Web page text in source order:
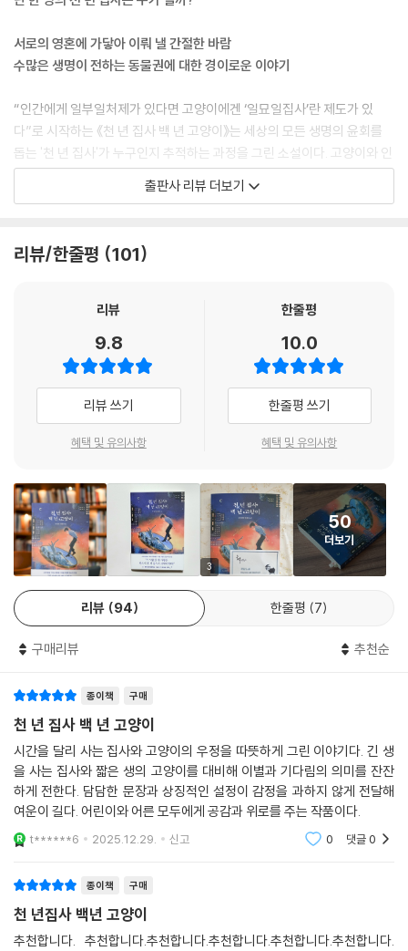
서로의 영혼에 가닿아 이뤄 낼 간절한 바람
수많은 생명이 전하는 동물권에 대한 경이로운 이야기
“인간에게 일부일처제가 있다면 고양이에겐 ‘일묘일집사’란 제도가 있
다”로 시작하는 《천 년 집사 백 년 고양이》는 세상의 모든 생명의 윤회를
돕는 '천 년 집사'가 누구인지 추적하는 과정을 그린 소설이다. 고양이와 인
간의 시선을 오가며 전개되는 흥미진진한 이야기 속에는 동물권과 생명의
가치에 대한 생각해 볼 거리가 담겨 있다.
를 통해 고양이 사회를 직접 경험하며 인간이 생명에 저지르는 다양한 현
명을 아무런 죄책감 없이 해치며, 생명을 돈벌이 수단으로 삼아 불법 동물
제를 예리하게 비추며 윤리적 질문을 던진다. 작가는 현대 사회의 생명 경
시 풍조를 단순한 일시적 현상이 아닌, 오랜 역사 속에서 반복되어온 심각
한 문제로 바라보며 천 년의 시각으로 이러한 어리석음을 극복하고, 인간
과 동물이 공존할 수 있는 미래를 만들고자 한다.
아홉 번 다시 태어난 전설 속 ‘백 년 고양이’를 찾는 추격
《천 년 집사 백 년 고양이》는 고대 이집트 신화 속 태양신 ‘라’에서 영감을
받아 시작된 독창적인 이야기다. 태양신 라가 지하세계를 방문할 때마다
고양이로 변장했고, 여덟 신을 낳았다는 전설을 바탕으로 고양이는 아홉
개의 생명을 가진 신비로운 존재로 묘사된다. 작가 추정경은 이러한 신화
적 상상력으로 고양이의 아홉 목숨 각각에 태양신 라의 특별한 능력이 깃
린다.
소설 속 고양이들은 아홉 번 환생하며 각 생에서 고유한 능력을 얻는다. 이
능력은 고양이 언어를 이해하는 것으로 시작해, 다른 생명과 소통하는 능
력, 과거의 죄를 꿰뚫어 보는 눈, 미래를 예측하는 힘 등 단계적으로 강력해
지는데 인간은 고양이의 생명을 통해서만 능력을 받을 수 있다. 고양이들
은 자신이 선택한 특별한 집사에게 능력을 직접 전하며 인간과 고양이 세
계를 이어 준다.
2회차 인생으로 모든 생명의 언어를 이해하는 회색 고양이 메리, 3회차 인
생으로 과거를 볼 수 있는 줄무늬 고양이, 회차를 숨기고 고덕에게 보은을
전하는 누룽지, 그리고 고덕의 반려묘 분홍 등은 독특한 개성과 역할을 통
해 이야기에 활기를 더한다. 이들의 유머러스하면서도 따뜻한 협력은 고양
이 세계의 정교한 묘사와 어우러져 독자들에게 감동과 웃음을 동시에 선사
출판사 리뷰 더보기
리뷰/한줄평 101
리뷰
9.8
리뷰 쓰기
혜택 및 유의사항
한줄평
10.0
한줄평 쓰기
혜택 및 유의사항
3
50
더보기
리뷰 94 한줄평 7
구매리뷰 추천순
종이책 구매
천 년 집사 백 년 고양이
시간을 달리 사는 집사와 고양이의 우정을 따뜻하게 그린 이야기다. 긴 생
을 사는 집사와 짧은 생의 고양이를 대비해 이별과 기다림의 의미를 잔잔
하게 전한다. 담담한 문장과 상징적인 설정이 감정을 과하지 않게 전달해
여운이 길다. 어린이와 어른 모두에게 공감과 위로를 주는 작품이다.
t******6 2025.12.29. 신고 0 댓글0
종이책 구매
천 년집사 백년 고양이
추천합니다. 추천합니다.추천합니다.추천합니다.추천합니다.추천합니다.